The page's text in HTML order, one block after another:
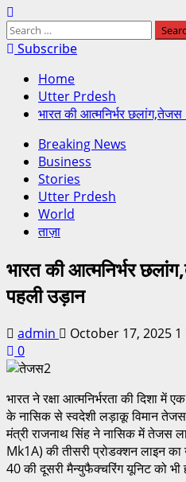
Subscribe
Home
Utter Prdesh
भारत की आत्मनिर्भर
Breaking News
Business
Stories
Utter Prdesh
World
ताज़ा
भारत की आत्मनिर्भर
पहली उड़ान
admin October 17, 2025
0
भारत ने रक्षा आत्मनिर्भरता की दिशा में
के नासिक से स्वदेशी लड़ाकू विमान तेजस
मंत्री राजनाथ सिंह ने नासिक में तेजस
Mk1A) की तीसरी प्रोडक्शन लाइन
40 की दूसरी मैन्युफैक्चरिंग यूनिट को भी